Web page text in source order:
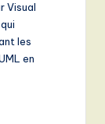
Visual
les
en